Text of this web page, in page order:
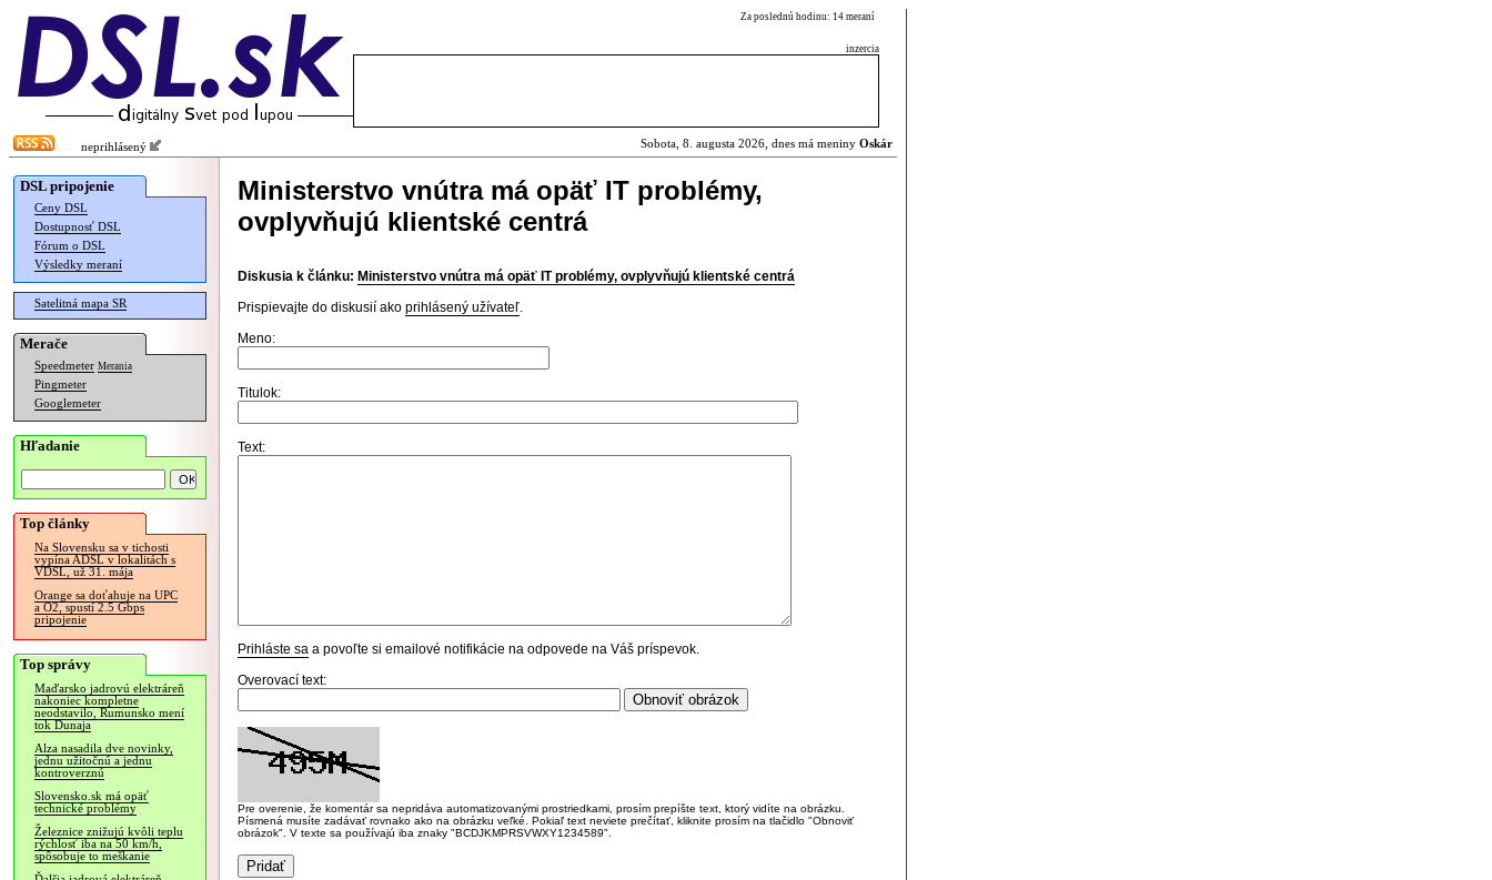
Za poslednú hodinu: 14 meraní
inzercia
neprihlásený Sobota, 8. augusta 2026, dnes má meniny Oskár
DSL pripojenie
Ceny DSL
Dostupnosť DSL
Fórum o DSL
Výsledky meraní
Satelitná mapa SR
Merače
Speedmeter Merania
Pingmeter
Googlemeter
Hľadanie
Top články
Na Slovensku sa v tichosti
vypína ADSL v lokalitách s
VDSL, už 31. mája
Orange sa doťahuje na UPC
a O2, spustí 2.5 Gbps
pripojenie
Top správy
Maďarsko jadrovú elektráreň
nakoniec kompletne
neodstavilo, Rumunsko mení
tok Dunaja
Alza nasadila dve novinky,
jednu užitočnú a jednu
kontroverznú
Slovensko.sk má opäť
technické problémy
Železnice znižujú kvôli teplu
rýchlosť iba na 50 km/h,
spôsobuje to meškanie
Ministerstvo vnútra má opäť IT problémy,
ovplyvňujú klientské centrá
Diskusia k článku: Ministerstvo vnútra má opäť IT problémy, ovplyvňujú klientské centrá
Prispievajte do diskusií ako prihlásený užívateľ.
Meno:
Titulok:
Text:
Prihláste sa a povoľte si emailové notifikácie na odpovede na Váš príspevok.
Overovací text:
Pre overenie, že komentár sa nepridáva automatizovanými prostriedkami, prosím prepíšte text, ktorý vidíte na obrázku.
Písmená musíte zadávať rovnako ako na obrázku veľké. Pokiaľ text neviete prečítať, kliknite prosím na tlačidlo "Obnoviť
obrázok". V texte sa používajú iba znaky "BCDJKMPRSVWXY1234589".